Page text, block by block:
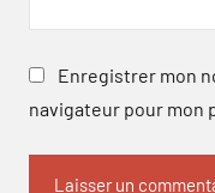
Enregistrer mon
navigateur pour mon